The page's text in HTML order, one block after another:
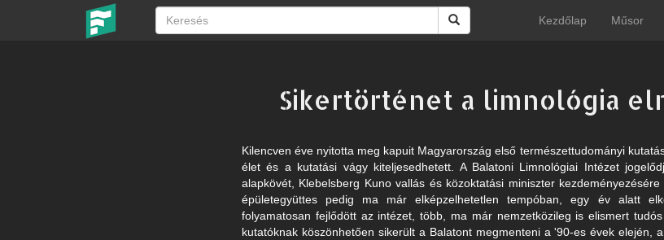
Kezdőlap Műsor
Sikertörténet a limnológia
Kilencven éve nyitotta meg kapuit Magyarország első természettudományi
élet és a kutatási vágy kiteljesedhetett. A Balatoni Limnológiai Intézet
alapkövét, Klebelsberg Kuno vallás és közoktatási miniszter
épületegyüttes pedig ma már elképzelhetetlen tempóban, egy év alatt
folyamatosan fejlődött az intézet, több, ma már nemzetközileg is elismert
kutatóknak köszönhetően sikerült a Balatont megmenteni a '90-es évek elején,